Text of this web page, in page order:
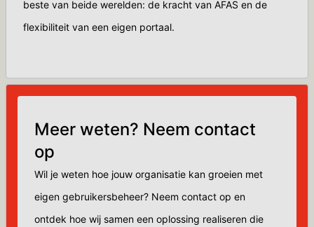
beste van beide werelden: de kracht van AFAS en de
flexibiliteit van een eigen portaal.
Meer weten? Neem contact
op
Wil je weten hoe jouw organisatie kan groeien met
eigen gebruikersbeheer? Neem contact op en
ontdek hoe wij samen een oplossing realiseren die